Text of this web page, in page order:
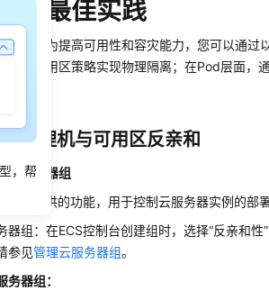
，帮
用最佳实践
务时，为提高可用性和容灾能力，您可以通过
组和可用区策略实现物理隔离；在Pod层面，
物理机与可用区反亲和
云服务器组
ECS提供的功能，用于控制云服务器实例的部署
器组：在ECS控制台创建组时，选择“反亲和
参见管理云服务器组。
器组：